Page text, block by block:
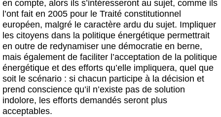
en compte, alors ils s’intéresseront au sujet, comme ils
l’ont fait en 2005 pour le Traité constitutionnel
européen, malgré le caractère ardu du sujet. Impliquer
les citoyens dans la politique énergétique permettrait
en outre de redynamiser une démocratie en berne,
mais également de faciliter l’acceptation de la politique
énergétique et des efforts qu’elle impliquera, quel que
soit le scénario : si chacun participe à la décision et
prend conscience qu’il n’existe pas de solution
indolore, les efforts demandés seront plus
acceptables.